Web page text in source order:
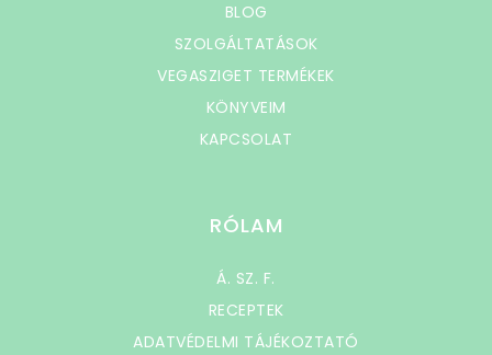
BLOG
SZOLGÁLTATÁSOK
VEGASZIGET TERMÉKEK
KÖNYVEIM
KAPCSOLAT
RÓLAM
Á. SZ. F.
RECEPTEK
ADATVÉDELMI TÁJÉKOZTATÓ